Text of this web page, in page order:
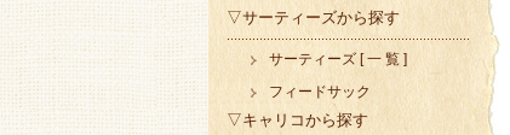
▽サーティーズから探す
サーティーズ [ 一 覧 ]
フィードサック
▽キャリコから探す